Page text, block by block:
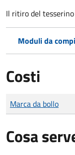
Il ritiro del
Moduli da
Costi
Tipo di pagamento
Importo
Marca da bollo
Cosa